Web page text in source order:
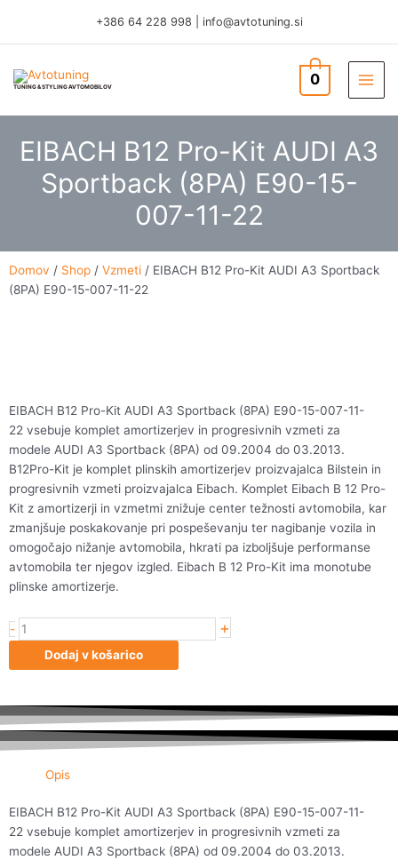
content
+386 64 228 998 info@avtotuning.si
TUNING & STYLING AVTOMOBILOV 0
EIBACH B12 Pro-Kit AUDI A3
Sportback (8PA) E90-15-
007-11-22
Domov / Shop / Vzmeti / EIBACH B12 Pro-Kit AUDI A3 Sportback
(8PA) E90-15-007-11-22
EIBACH B12 Pro-Kit AUDI A3 Sportback (8PA) E90-15-007-11-
22 vsebuje komplet amortizerjev in progresivnih vzmeti za
modele AUDI A3 Sportback (8PA) od 09.2004 do 03.2013.
B12Pro-Kit je komplet plinskih amortizerjev proizvajalca Bilstein in
progresivnih vzmeti proizvajalca Eibach. Komplet Eibach B 12 Pro-
Kit z amortizerji in vzmetmi znižuje center težnosti avtomobila, kar
zmanjšuje poskakovanje pri pospeševanju ter nagibanje vozila in
omogočajo nižanje avtomobila, hkrati pa izboljšuje performanse
avtomobila ter njegov izgled. Eibach B 12 Pro-Kit ima monotube
plinske amortizerje.
- EIBACH
Sportback
(8PA) E90-
15-
+
Dodaj v košarico
Opis
EIBACH B12 Pro-Kit AUDI A3 Sportback (8PA) E90-15-007-11-
22 vsebuje komplet amortizerjev in progresivnih vzmeti za
modele AUDI A3 Sportback (8PA) od 09.2004 do 03.2013.